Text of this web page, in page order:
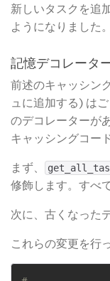
新しいタスクを追
ようになりました。
記憶デコレータ
前述のキャッシン
ュに追加する) は
のデコレーターが
キャッシングコー
まず、
修飾します。すべ
次に、古くなった
これらの変更を行